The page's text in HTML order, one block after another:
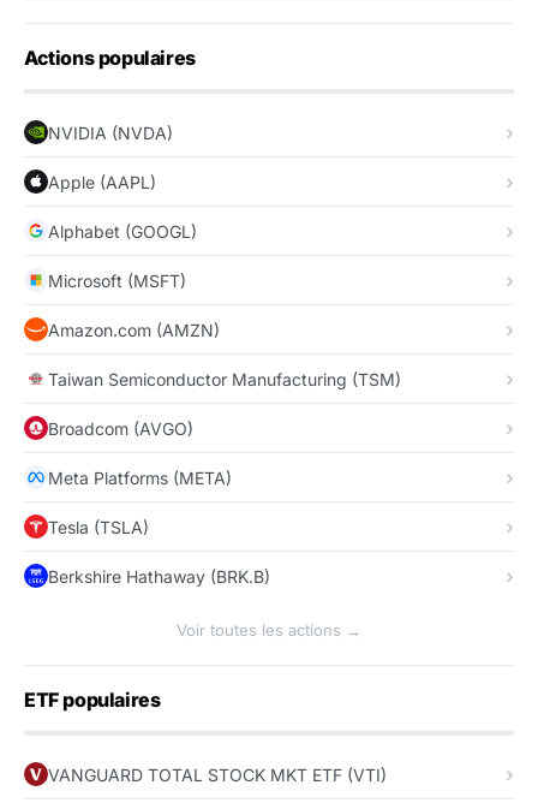
Actions populaires
NVIDIA (NVDA)
Apple (AAPL)
Alphabet (GOOGL)
Microsoft (MSFT)
Amazon.com (AMZN)
Taiwan Semiconductor Manufacturing (TSM)
Broadcom (AVGO)
Meta Platforms (META)
Tesla (TSLA)
Berkshire Hathaway (BRK.B)
Voir toutes les actions →
ETF populaires
VANGUARD TOTAL STOCK MKT ETF (VTI)